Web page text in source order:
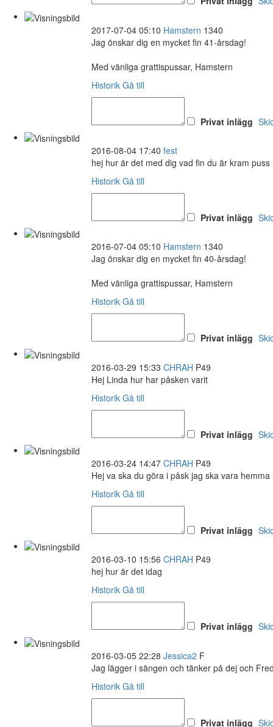
2017-07-04 05:10 Hamstern 1340
Jag önskar dig en mycket fin 41-årsdag!
Med vänliga grattispussar, Hamstern
Historik Gå till
Privat inlägg
2016-08-04 17:40 fest
hej hur är det med dig vad fin du är kram puss
Historik Gå till
Privat inlägg
2016-07-04 05:10 Hamstern 1340
Jag önskar dig en mycket fin 40-årsdag!
Med vänliga grattispussar, Hamstern
Historik Gå till
Privat inlägg
2016-03-29 15:33 CHRAH P49
Hej Linda hur har påsken varit
Historik Gå till
Privat inlägg
2016-03-24 14:47 CHRAH P49
Hej va ska du göra i påsk jag ska vara hemma
Historik Gå till
Privat inlägg
2016-03-10 15:56 CHRAH P49
hej hur är det idag
Historik Gå till
Privat inlägg
2016-03-05 22:28 Jessica2 F
Jag lägger i sängen och tänker på dej och
Historik Gå till
Privat inlägg